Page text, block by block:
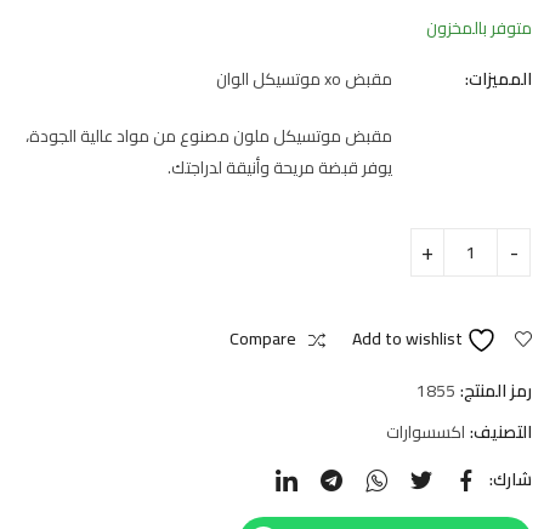
متوفر بالمخزون
المميزات:
مقبض xo موتسيكل الوان
مقبض موتسيكل ملون مصنوع من مواد عالية الجودة،
يوفر قبضة مريحة وأنيقة لدراجتك.
Add to wishlist
Compare
رمز المنتج:1855
التصنيف:اكسسوارات
شارك: